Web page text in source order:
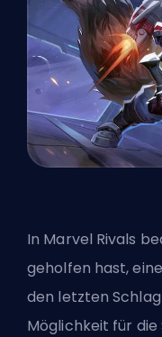
In Marvel Rivals
geholfen hast,
den letzten Schlag
Möglichkeit für die